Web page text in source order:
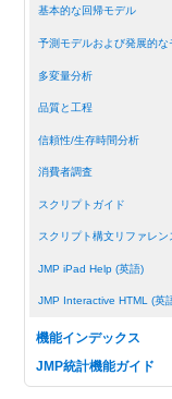
基本的な回帰モデル
予測モデルおよび発展的な
多変量分析
品質と工程
信頼性/生存時間分析
消費者調査
スクリプトガイド
スクリプト構文リファレン
JMP iPad Help (英語)
JMP Interactive HTML (英
機能インデックス
JMP統計機能ガイド